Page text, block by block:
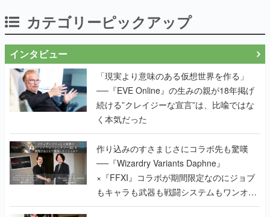
カテゴリーピックアップ
インタビュー
「現実より意味のある仮想世界を作る」
──『EVE Online』の生みの親が18年掲げ
続ける”クレイジーな宣言”は、比喩ではな
く本気だった
作り込みのすさまじさにコラボ先も驚嘆
──『Wizardry Variants Daphne』
×『FFXI』コラボが期間限定なのにジョブ
もキャラも武器も戦闘システムもワンオフ
で作り込まれた理由を両ディレクターに聞